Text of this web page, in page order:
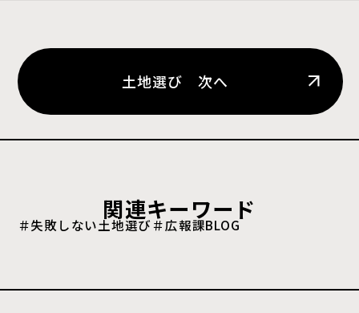
土地選び 次へ
関連キーワード
＃失敗しない土地選び＃広報課BLOG